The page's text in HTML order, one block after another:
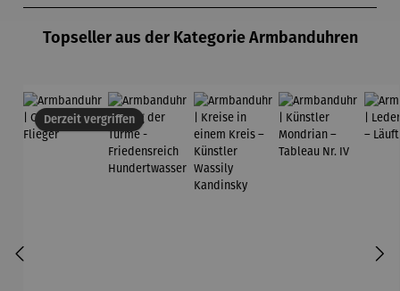
Topseller aus der Kategorie Armbanduhren
Derzeit vergriffen